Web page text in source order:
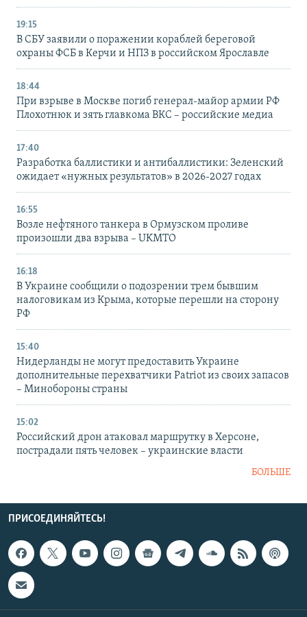
19:15
В СБУ заявили о поражении кораблей береговой
охраны ФСБ в Керчи и НПЗ в российском Ярославле
18:44
При взрыве в Москве погиб генерал-майор армии РФ
Плохотнюк и зять главкома ВКС – российские медиа
17:40
Разработка баллистики и антибаллистики: Зеленский
ожидает «нужных результатов» в 2026-2027 годах
16:55
Возле нефтяного танкера в Ормузском проливе
произошли два взрыва – UKMTO
16:18
В Украине сообщили о подозрении трем бывшим
налоговикам из Крыма, которые перешли на сторону
РФ
15:40
Нидерланды не могут предоставить Украине
дополнительные перехватчики Patriot из своих запасов
– Минобороны страны
15:02
Российский дрон атаковал маршрутку в Херсоне,
пострадали пять человек – украинские власти
БОЛЬШЕ
ПРИСОЕДИНЯЙТЕСЬ!